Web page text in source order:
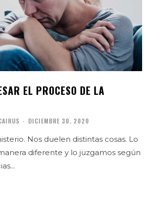
EL PROCESO DE LA
- DICIEMBRE 30, 2020
Nos duelen distintas cosas. Lo
diferente y lo juzgamos según